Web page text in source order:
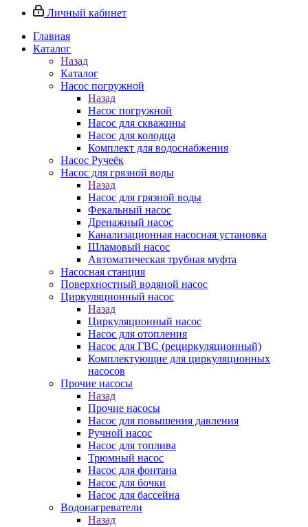
Личный кабинет
Главная
Каталог
Назад
Каталог
Насос погружной
Назад
Насос погружной
Насос для скважины
Насос для колодца
Комплект для водоснабжения
Насос Ручеёк
Насос для грязной воды
Назад
Насос для грязной воды
Фекальный насос
Дренажный насос
Канализационная насосная установка
Шламовый насос
Автоматическая трубная муфта
Насосная станция
Поверхностный водяной насос
Циркуляционный насос
Назад
Циркуляционный насос
Насос для отопления
Насос для ГВС (рециркуляционный)
Комплектующие для циркуляционных
насосов
Прочие насосы
Назад
Прочие насосы
Насос для повышения давления
Ручной насос
Насос для топлива
Трюмный насос
Насос для фонтана
Насос для бочки
Насос для бассейна
Водонагреватели
Назад